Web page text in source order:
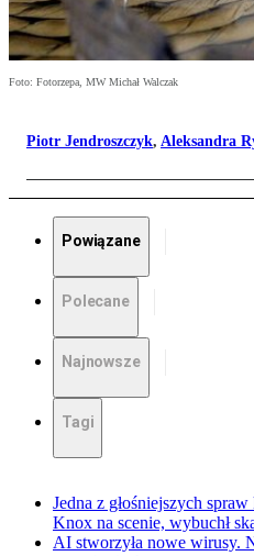
Foto: Fotorzepa, MW Michał Walczak
Piotr Jendroszczyk, Aleksandra
Powiązane
Polecane
Najnowsze
Tagi
Jedna z głośniejszych
Knox na scenie, wybuchł
AI stworzyła nowe wirusy.